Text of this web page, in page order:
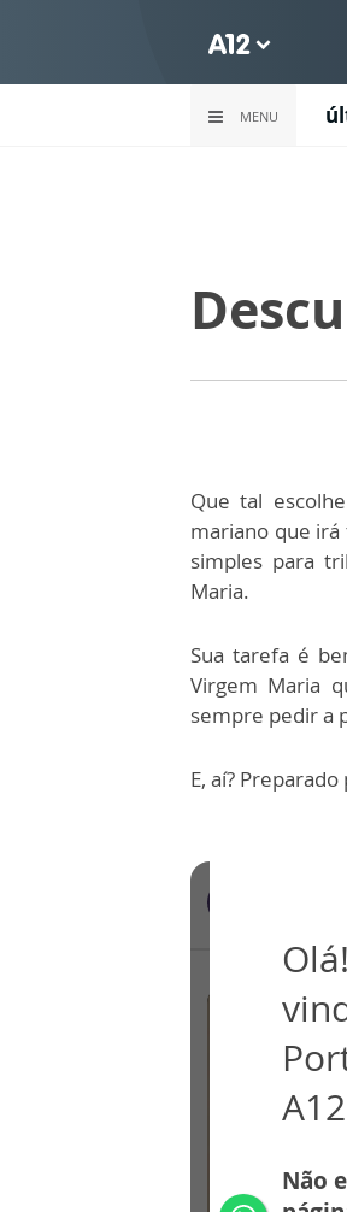
MENU
Que tal
mariano que irá
simples para
Maria.
Sua tarefa é
Virgem Maria
sempre pedir a
E, aí?